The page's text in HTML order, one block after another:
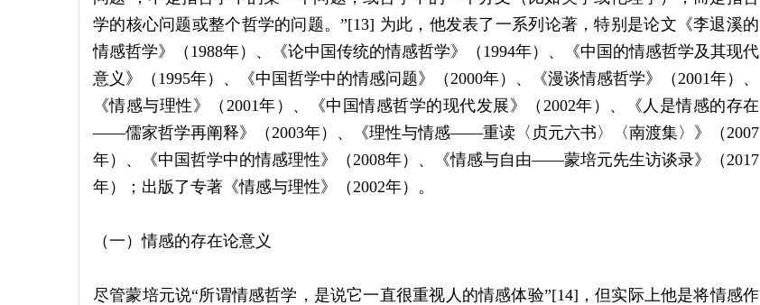
学的核心问题或整个哲学的问题。”[13] 为此，他发表了一系列论著，特别是论文《李退溪的
情感哲学》（1988年）、《论中国传统的情感哲学》（1994年）、《中国的情感哲学及其现代
意义》（1995年）、《中国哲学中的情感问题》（2000年）、《漫谈情感哲学》（2001年）、
《情感与理性》（2001年）、《中国情感哲学的现代发展》（2002年）、《人是情感的存在
——儒家哲学再阐释》（2003年）、《理性与情感——重读〈贞元六书〉〈南渡集〉》（2007
年）、《中国哲学中的情感理性》（2008年）、《情感与自由——蒙培元先生访谈录》（2017
年）；出版了专著《情感与理性》（2002年）。
（一）情感的存在论意义
尽管蒙培元说“所谓情感哲学，是说它一直很重视人的情感体验”[14]，但实际上他是将情感作